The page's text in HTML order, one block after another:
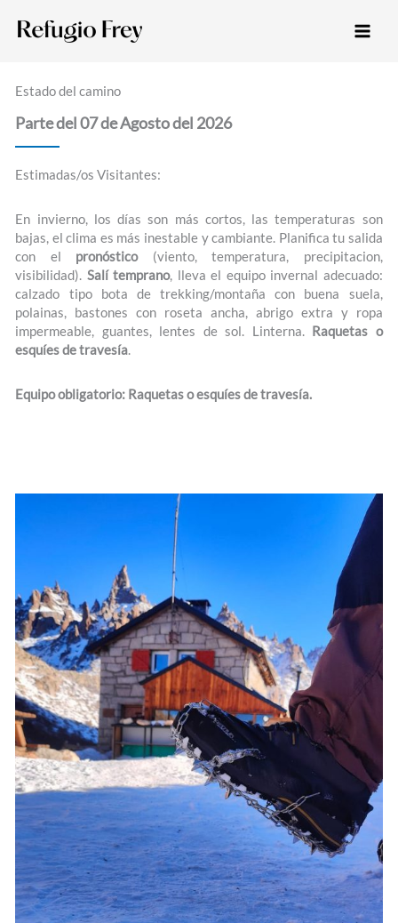
Estado del camino
Parte del07 de Agosto del 2026
Estimadas/os Visitantes:
En invierno, los días son más cortos, las temperaturas son
bajas, el clima es más inestable y cambiante. Planifica tu salida
con el pronóstico(viento, temperatura, precipitacion,
visibilidad). Salí temprano, lleva el equipo invernal adecuado:
calzado tipo bota de trekking/montaña con buena suela,
polainas, bastones con roseta ancha, abrigo extra y ropa
impermeable, guantes, lentes de sol. Linterna. Raquetas o
esquíes de travesía.
Equipo obligatorio: Raquetas o esquíes de travesía.